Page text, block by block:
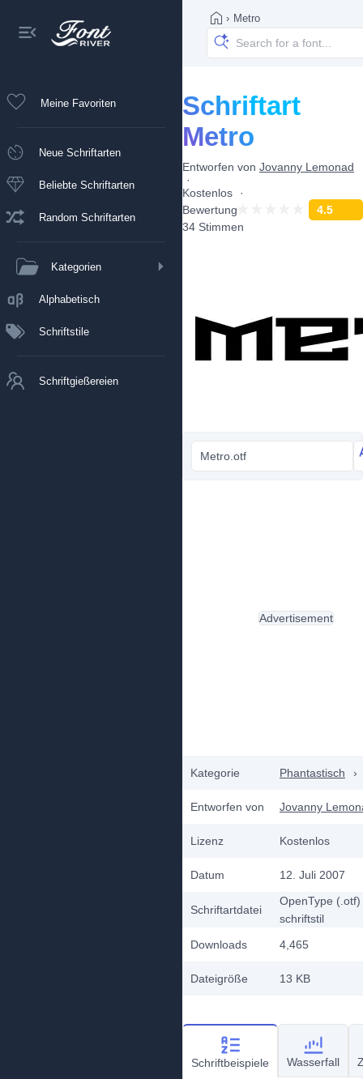
Meine Favoriten
Neue Schriftarten
Beliebte Schriftarten
Random Schriftarten
Kategorien
Alphabetisch
Schriftstile
Schriftgießereien
› Metro
Schriftart
Metro
Entworfen von Jovanny Lemonad
Kostenlos
Bewertung
4.5
34 Stimmen
Metro.otf
Kategorie Phantastisch ›
Entworfen von Jovanny
Lizenz Kostenlos
Datum 12. Juli 2007
Schriftartdatei
OpenType (.otf)
schriftstil
Downloads
4,465
Dateigröße 13 KB
Advertisement
Schriftbeispiele Wasserfall